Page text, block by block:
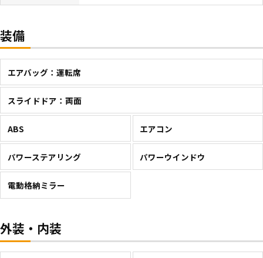
装備
エアバッグ：運転席
スライドドア：両面
ABS エアコン
パワーステアリング パワーウインドウ
電動格納ミラー
外装・内装